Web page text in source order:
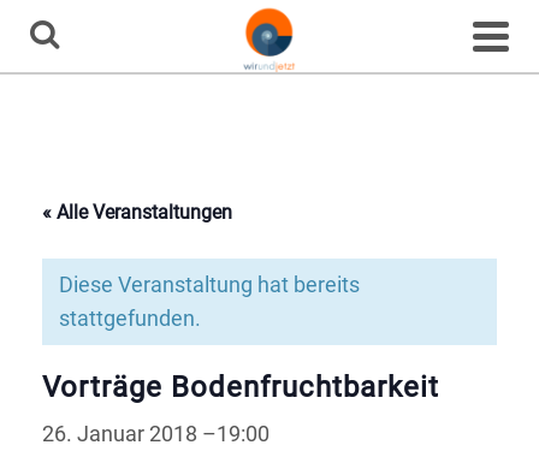
Veranstaltung
Home Vorträge Bodenfruchtbarkeit
« Alle Veranstaltungen
Diese Veranstaltung hat bereits
stattgefunden.
Vorträge Bodenfruchtbarkeit
26. Januar 2018 –19:00